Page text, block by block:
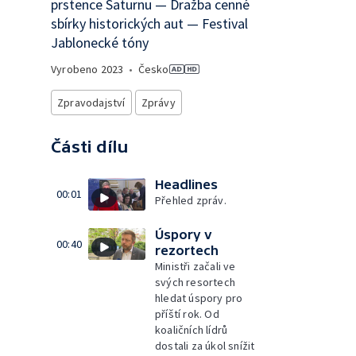
prstence Saturnu — Dražba cenné
sbírky historických aut — Festival
Jablonecké tóny
Vyrobeno 2023 • Česko
Zpravodajství Zprávy
Části dílu
00:01
Headlines
Přehled zpráv.
00:40
Úspory v
rezortech
Ministři začali ve
svých resortech
hledat úspory pro
příští rok. Od
koaličních lídrů
dostali za úkol snížit